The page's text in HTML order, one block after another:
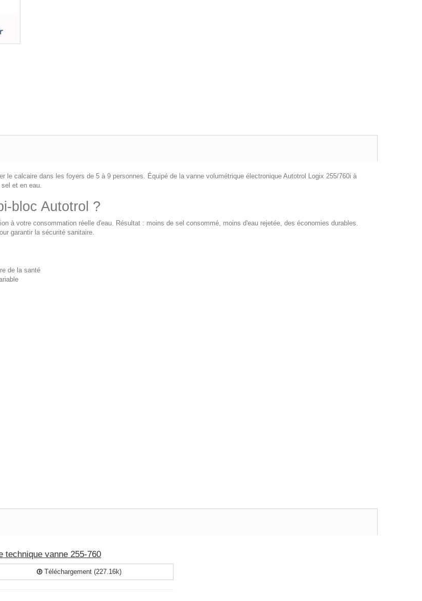
le calcaire dans les foyers de 5 à 9 personnes. Équipé de la vanne volumétrique électronique Autotrol Logix 255/760i à
et en eau.
bloc Autotrol ?
à votre consommation réelle d'eau. Résultat : moins de sel consommé, moins d'eau rejetée, des économies durables.
garantir la sécurité sanitaire.
de la santé
technique vanne 255-760
Téléchargement (227.16k)